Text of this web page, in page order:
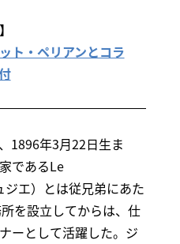
ト・ペリアンとコラ
1896年3月22日生ま
であるLe
エ）とは従兄弟にあた
を設立してからは、仕
ーとして活躍した。ジ